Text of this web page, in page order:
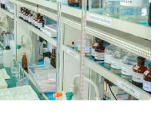
đất này có thể ảnh hưởng
Nội có thể cảm nhận được